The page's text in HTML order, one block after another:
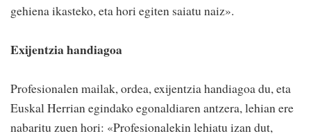
gehiena ikasteko, eta hori egiten saiatu naiz».
Exijentzia handiagoa
Profesionalen mailak, ordea, exijentzia handiagoa du, eta
Euskal Herrian egindako egonaldiaren antzera, lehian ere
nabaritu zuen hori: «Profesionalekin lehiatu izan dut,